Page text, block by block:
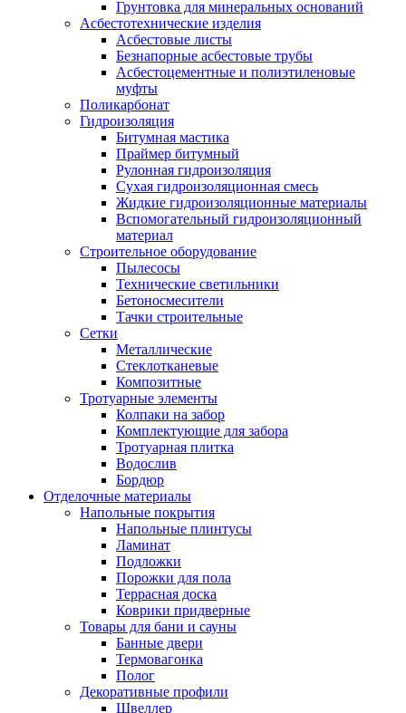
Грунтовка для минеральных оснований
Асбестотехнические изделия
Асбестовые листы
Безнапорные асбестовые трубы
Асбестоцементные и полиэтиленовые
муфты
Поликарбонат
Гидроизоляция
Битумная мастика
Праймер битумный
Рулонная гидроизоляция
Сухая гидроизоляционная смесь
Жидкие гидроизоляционные материалы
Вспомогательный гидроизоляционный
материал
Строительное оборудование
Пылесосы
Технические светильники
Бетоносмесители
Тачки строительные
Сетки
Металлические
Стеклотканевые
Композитные
Тротуарные элементы
Колпаки на забор
Комплектующие для забора
Тротуарная плитка
Водослив
Бордюр
Отделочные материалы
Напольные покрытия
Напольные плинтусы
Ламинат
Подложки
Порожки для пола
Террасная доска
Коврики придверные
Товары для бани и сауны
Банные двери
Термовагонка
Полог
Декоративные профили
Швеллер